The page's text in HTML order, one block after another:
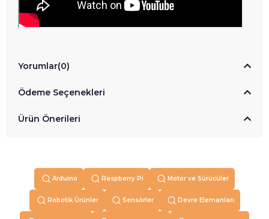
Yorumlar(0)
Ödeme Seçenekleri
Ürün Önerileri
Arduino Raspberry Pi Motor ve Sürücüler
Robotik Ürünler Sensörler Devre Elemanları